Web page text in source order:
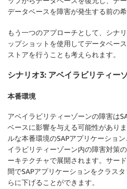
データベースを障害が発生する前の
もう一つのアプローチとして、シナ
ップショットを使用してデータベー
ストアを行うことも考えられます。
シナリオ3: アベイラビリティー
本番環境
アベイラビリティーゾーンの障害は
ベースに影響を与える可能性があり
ルな本番環境のSAPアプリケーショ
イラビリティーゾーン内の障害対策
ーキテクチャで展開されます。サー
間でSAPアプリケーションをクラス
らに下げることができます。